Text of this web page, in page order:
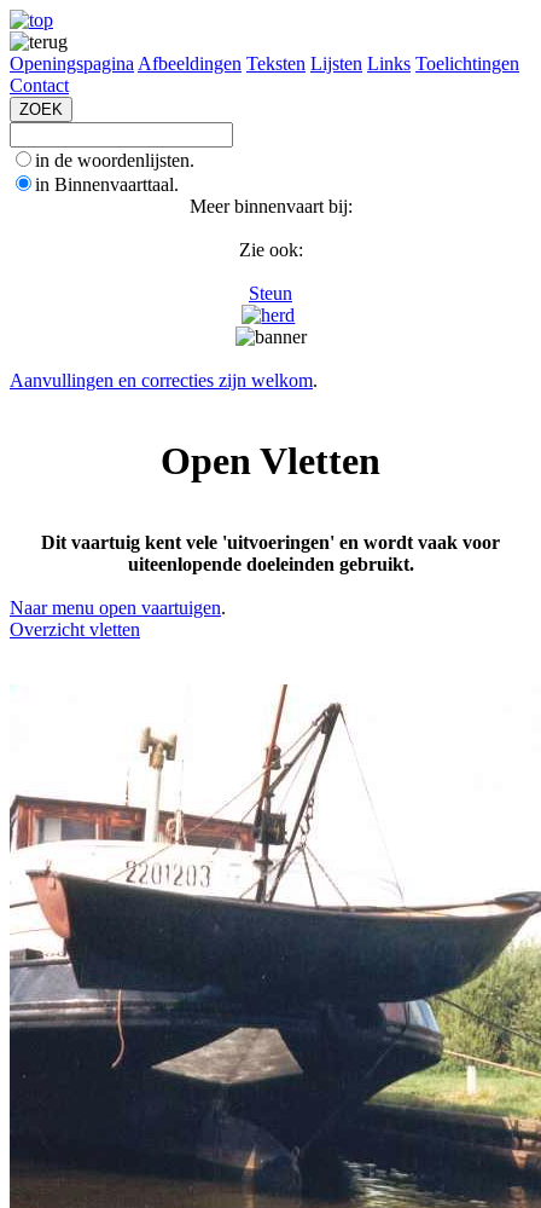
Openingspagina Afbeeldingen Teksten Lijsten Links Toelichtingen
Contact
in de woordenlijsten.
in Binnenvaarttaal.
Meer binnenvaart bij:
Zie ook:
Steun
Aanvullingen en correcties zijn welkom.
Open Vletten
Dit vaartuig kent vele 'uitvoeringen' en wordt vaak voor
uiteenlopende doeleinden gebruikt.
Naar menu open vaartuigen.
Overzicht vletten